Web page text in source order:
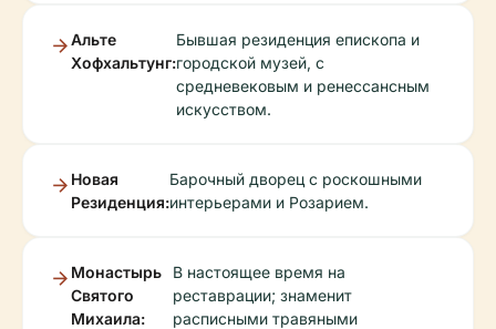
Альте
Хофхальтунг:
Бывшая резиденция епископа и
городской музей, с
средневековым и ренессансным
искусством.
Новая
Резиденция:
Барочный дворец с роскошными
интерьерами и Розарием.
Монастырь
Святого
Михаила:
В настоящее время на
реставрации; знаменит
расписными травяными